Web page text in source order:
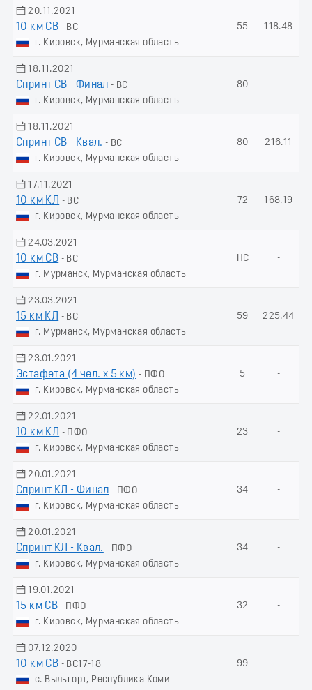
20.11.2021
10 км СВ - ВС
г. Кировск, Мурманская область
55 118.48
18.11.2021
Спринт СВ - Финал - ВС
г. Кировск, Мурманская область
80 -
18.11.2021
Спринт СВ - Квал. - ВС
г. Кировск, Мурманская область
80 216.11
17.11.2021
10 км КЛ
- ВС
г. Кировск, Мурманская область
72 168.19
24.03.2021
10 км СВ - ВС
г. Мурманск, Мурманская область
НС -
23.03.2021
15 км КЛ
- ВС
г. Мурманск, Мурманская область
59 225.44
23.01.2021
Эстафета (4 чел. х 5 км) - ПФО
г. Кировск, Мурманская область
5 -
22.01.2021
10 км КЛ
- ПФО
г. Кировск, Мурманская область
23 -
20.01.2021
Спринт КЛ - Финал - ПФО
г. Кировск, Мурманская область
34 -
20.01.2021
Спринт КЛ - Квал. - ПФО
г. Кировск, Мурманская область
34 -
19.01.2021
15 км СВ - ПФО
г. Кировск, Мурманская область
32 -
07.12.2020
10 км СВ - ВС17-18
с. Выльгорт, Республика Коми
99 -